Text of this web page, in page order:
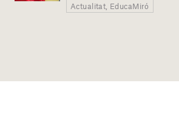
Actualitat, EducaMiró